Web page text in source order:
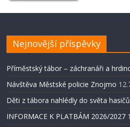
Nejnovější příspěvky
Příměstský tábor – záchranáři a
Návštěva Městské policie Znojmo
Děti z tábora nahlédly do světa hasičů
INFORMACE K PLATBÁM 2026/2027